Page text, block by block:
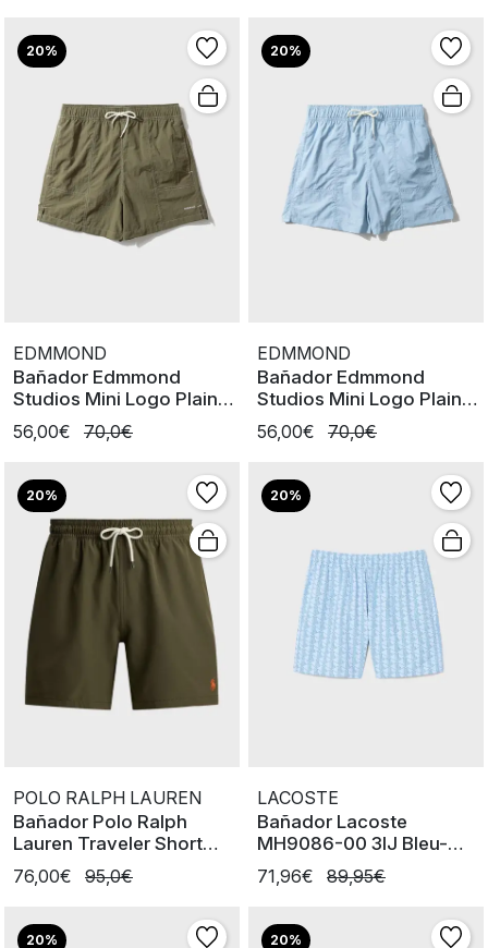
20%
EDMMOND
Bañador Edmmond
Studios Mini Logo Plain
Khaki
56,00€ 70,0€
20%
EDMMOND
Bañador Edmmond
Studios Mini Logo Plain
Light Blue
56,00€ 70,0€
20%
POLO RALPH LAUREN
Bañador Polo Ralph
Lauren Traveler Short
Green
76,00€ 95,0€
20%
LACOSTE
Bañador Lacoste
MH9086-00 3IJ Bleu-
Jbk/Bleu Clair
71,96€ 89,95€
20% 20%